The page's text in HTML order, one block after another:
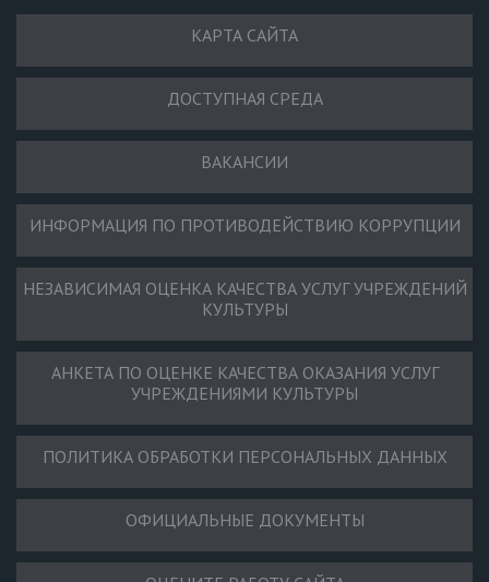
КАРТА САЙТА
ДОСТУПНАЯ СРЕДА
ВАКАНСИИ
ИНФОРМАЦИЯ ПО ПРОТИВОДЕЙСТВИЮ КОРРУПЦИИ
НЕЗАВИСИМАЯ ОЦЕНКА КАЧЕСТВА УСЛУГ УЧРЕЖДЕНИЙ
КУЛЬТУРЫ
АНКЕТА ПО ОЦЕНКЕ КАЧЕСТВА ОКАЗАНИЯ УСЛУГ
УЧРЕЖДЕНИЯМИ КУЛЬТУРЫ
ПОЛИТИКА ОБРАБОТКИ ПЕРСОНАЛЬНЫХ ДАННЫХ
ОФИЦИАЛЬНЫЕ ДОКУМЕНТЫ